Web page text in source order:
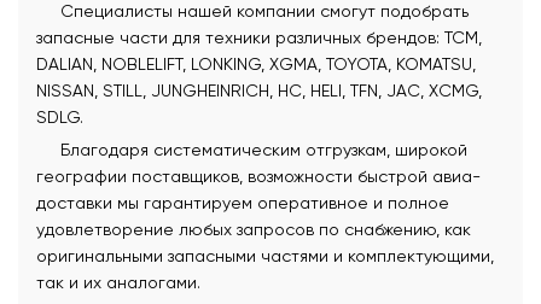
Специалисты нашей компании смогут подобрать
запасные части для техники различных брендов: TCM,
DALIAN, NOBLELIFT, LONKING, XGMA, TOYOTA, KOMATSU,
NISSAN, STILL, JUNGHEINRICH, HC, HELI, TFN, JAC, XCMG,
SDLG.
Благодаря систематическим отгрузкам, широкой
географии поставщиков, возможности быстрой авиа-
доставки мы гарантируем оперативное и полное
удовлетворение любых запросов по снабжению, как
оригинальными запасными частями и комплектующими,
так и их аналогами.